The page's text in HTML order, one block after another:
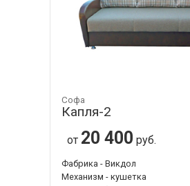
Софа
Капля-2
от 20 400 руб.
Фабрика - Викдол
Механизм - кушетка